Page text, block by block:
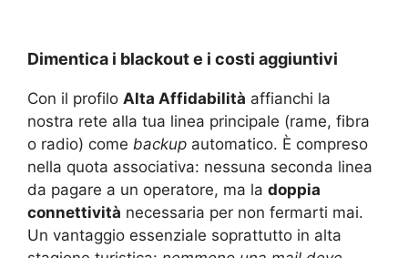
Dimentica i blackout e i costi aggiuntivi
Con il profilo Alta Affidabilità affianchi la
nostra rete alla tua linea principale (rame, fibra
o radio) come backup automatico. È compreso
nella quota associativa: nessuna seconda linea
da pagare a un operatore, ma la doppia
connettività necessaria per non fermarti mai.
Un vantaggio essenziale soprattutto in alta